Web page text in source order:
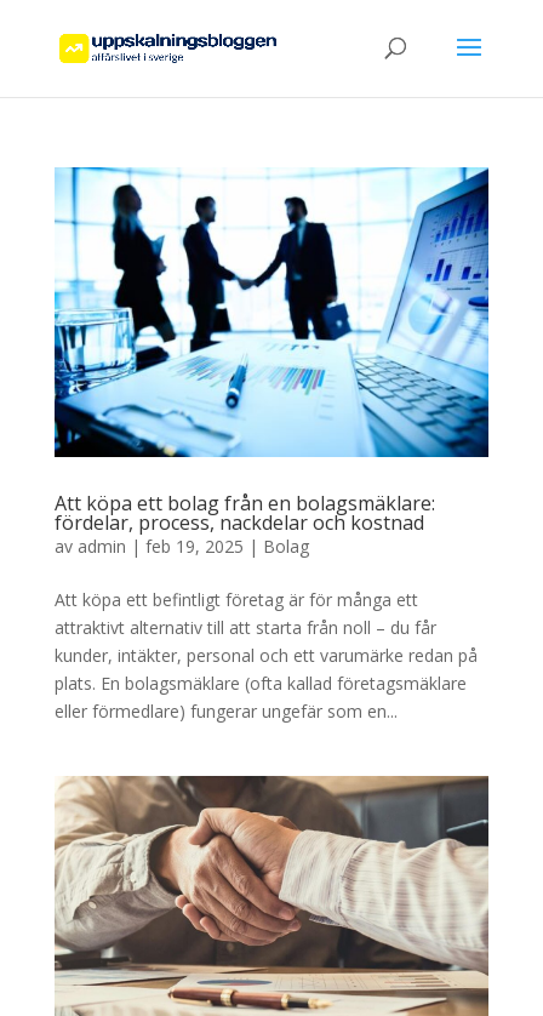
Att köpa ett bolag från en bolagsmäklare:
fördelar, process, nackdelar och kostnad
av admin | feb 19, 2025 | Bolag
Att köpa ett befintligt företag är för många ett
attraktivt alternativ till att starta från noll – du får
kunder, intäkter, personal och ett varumärke redan på
plats. En bolagsmäklare (ofta kallad företagsmäklare
eller förmedlare) fungerar ungefär som en...